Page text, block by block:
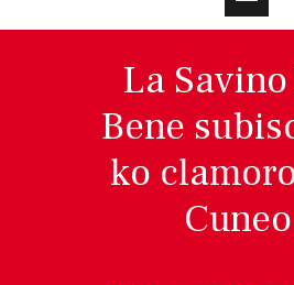
La
Bene
ko
Cuneo